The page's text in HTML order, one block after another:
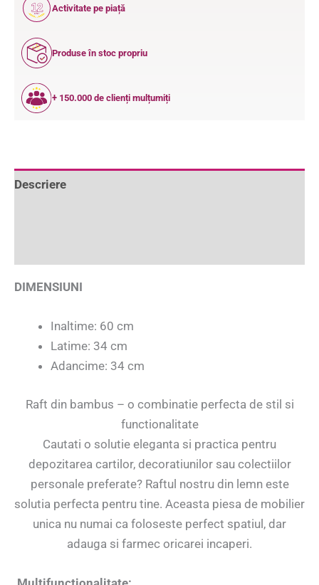
12
ANI
Activitate pe piață
Produse în stoc propriu
+ 150.000 de clienți mulțumiți
Descriere
DIMENSIUNI
Inaltime: 60 cm
Latime: 34 cm
Adancime: 34 cm
Raft din bambus – o combinatie perfecta de stil si
functionalitate
Cautati o solutie eleganta si practica pentru
depozitarea cartilor, decoratiunilor sau colectiilor
personale preferate? Raftul nostru din lemn este
solutia perfecta pentru tine. Aceasta piesa de mobilier
unica nu numai ca foloseste perfect spatiul, dar
adauga si farmec oricarei incaperi.